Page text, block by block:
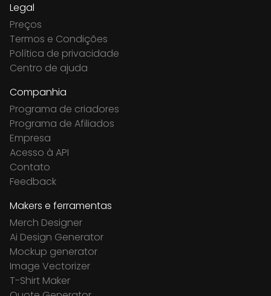
Legal
Preços
Termos e Condições
Política de privacidade
Centro de ajuda
Companhia
Programa de criadores
Programa de Afiliados
Empresa
Acesso à API
Contato
Feedback
Makers e ferramentas
Merch Designer
Ai Design Generator
Mockup generator
Image Vectorizer
T-Shirt Maker